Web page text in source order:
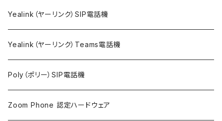
Yealink（ヤーリンク）SIP電話機
Yealink（ヤーリンク）Teams電話機
Poly（ポリー）SIP電話機
Zoom Phone 認定ハードウェア